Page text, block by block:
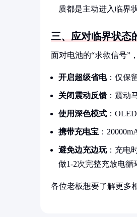
质都是主动进入临界
三、应对临界状态
面对电池的“求救信号”
开启超级省电：仅保
关闭震动反馈 ：震动
使用深色模式 ：
携带充电宝 ：
避免边充边玩：充电
做1-2次完整充放电循
各位老板想要了解更多